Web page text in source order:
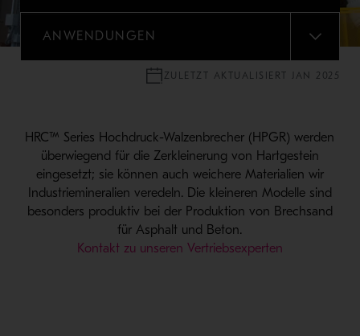
ANWENDUNGEN
MENU
ZULETZT AKTUALISIERT JAN 2025
HRC™ Series Hochdruck-Walzenbrecher (HPGR) werden
überwiegend für die Zerkleinerung von Hartgestein
eingesetzt; sie können auch weichere Materialien wir
Industriemineralien veredeln. Die kleineren Modelle sind
besonders produktiv bei der Produktion von Brechsand
für Asphalt und Beton.
Kontakt zu unseren Vertriebsexperten